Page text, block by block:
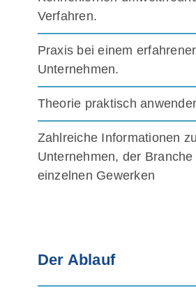
Verfahren.
Praxis bei einem
Unternehmen.
Theorie praktisch
Zahlreiche Informationen
Unternehmen, der Branche
einzelnen Gewerken
Der Ablauf